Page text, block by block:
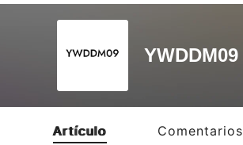
YWDDM09
Artículo Comentarios